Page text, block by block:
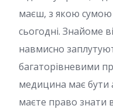
маєш, з якою
сьогодні. Знайоме
навмисно
багаторівневими
медицина має
маєте право знати